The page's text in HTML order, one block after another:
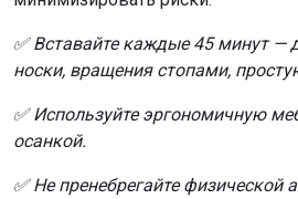
✅ Вставайте каждые 45 минут —
носки, вращения стопами,
✅ Используйте эргономичную
осанкой.
✅ Не пренебрегайте физической